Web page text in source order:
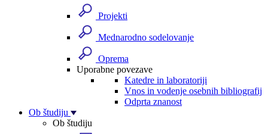
Projekti
Mednarodno sodelovanje
Oprema
Uporabne povezave
Katedre in laboratoriji
Vnos in vodenje osebnih bibliografij
Odprta znanost
Ob študiju
Ob študiju